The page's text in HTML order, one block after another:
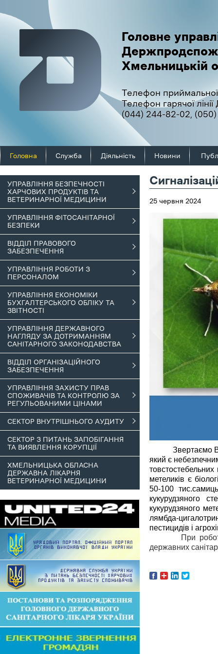
Головне
Хмельницькій
Телефон
Телефон гарячої
(044) 244-82-02,
Головна Служба Діяльність Новини
УПРАВЛІННЯ БЕЗПЕЧНОСТІ
ХАРЧОВИХ ПРОДУКТІВ ТА
ВЕТЕРИНАРНОЇ МЕДИЦИНИ
УПРАВЛІННЯ ФІТОСАНІТАРНОЇ
БЕЗПЕКИ
ВІДДІЛ ПРАВОВОГО
ЗАБЕЗПЕЧЕННЯ
УПРАВЛІННЯ РОБОТИ З
ПЕРСОНАЛОМ
УПРАВЛІННЯ ЕКОНОМІКИ
БУХГАЛТЕРСЬКОГО ОБЛІКУ ТА
ЗВІТНОСТІ
УПРАВЛІННЯ ДЕРЖАВНОГО
НАГЛЯДУ ЗА ДОТРИМАННЯМ
САНІТАРНОГО ЗАКОНОДАВСТВА
ВІДДІЛ ОРГАНІЗАЦІЙНОГО
ЗАБЕЗПЕЧЕННЯ
УПРАВЛІННЯ ЗАХИСТУ ПРАВ
СПОЖИВАЧІВ ТА КОНТРОЛЮ ЗА
РЕГУЛЬОВАНИМИ ЦІНАМИ
СЕКТОР ВНУТРІШНЬОГО АУДИТУ
СЕКТОР З ПИТАНЬ ЗАПОБІГАННЯ
ТА ВИЯВЛЕННЯ КОРУПЦІЇ
ХМЕЛЬНИЦЬКА ОБЛАСНА
ДЕРЖАВНА ЛІКАРНЯ
ВЕТЕРИНАРНОЇ МЕДИЦИНИ
25 червня 2024
Звертаємо
який є
метеликів є
50-100
кукурудзяного
кукурудзяного
лямбда-
пестицидів і
При
державних